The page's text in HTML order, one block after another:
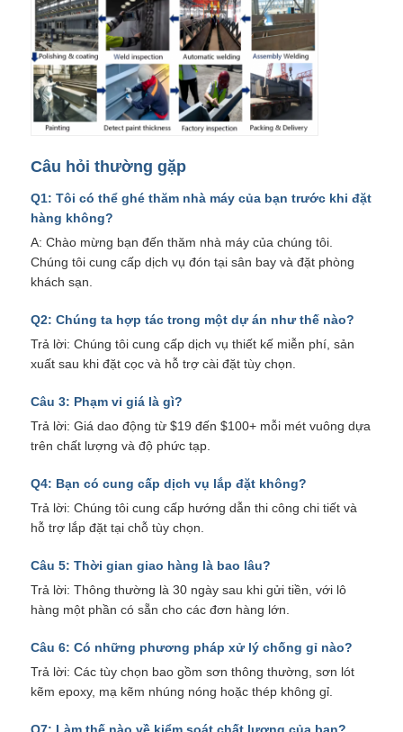
Câu hỏi thường gặp
Q1: Tôi có thể ghé thăm nhà máy của bạn trước khi đặt
hàng không?
A: Chào mừng bạn đến thăm nhà máy của chúng tôi.
Chúng tôi cung cấp dịch vụ đón tại sân bay và đặt phòng
khách sạn.
Q2: Chúng ta hợp tác trong một dự án như thế nào?
Trả lời: Chúng tôi cung cấp dịch vụ thiết kế miễn phí, sản
xuất sau khi đặt cọc và hỗ trợ cài đặt tùy chọn.
Câu 3: Phạm vi giá là gì?
Trả lời: Giá dao động từ $19 đến $100+ mỗi mét vuông dựa
trên chất lượng và độ phức tạp.
Q4: Bạn có cung cấp dịch vụ lắp đặt không?
Trả lời: Chúng tôi cung cấp hướng dẫn thi công chi tiết và
hỗ trợ lắp đặt tại chỗ tùy chọn.
Câu 5: Thời gian giao hàng là bao lâu?
Trả lời: Thông thường là 30 ngày sau khi gửi tiền, với lô
hàng một phần có sẵn cho các đơn hàng lớn.
Câu 6: Có những phương pháp xử lý chống gỉ nào?
Trả lời: Các tùy chọn bao gồm sơn thông thường, sơn lót
kẽm epoxy, mạ kẽm nhúng nóng hoặc thép không gỉ.